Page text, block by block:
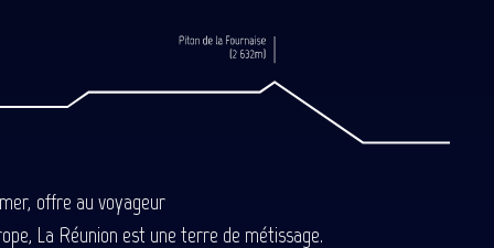
offre au voyageur
La Réunion est une terre de métissage.